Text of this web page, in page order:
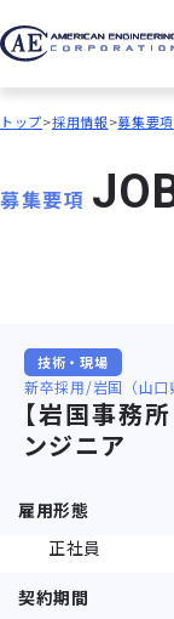
トップ 採用情報 募集要項
募集要項 JO
技術・現場
新卒採用 岩国（山口
【岩国事務
ンジニア
雇用形態
正社員
契約期間